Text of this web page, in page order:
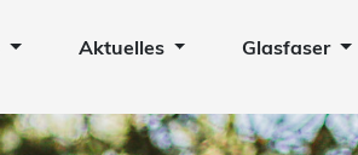
Aktuelles Glasfaser